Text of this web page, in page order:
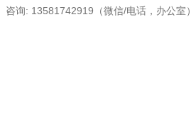
咨询: 13581742919（微信/电话，办公室）